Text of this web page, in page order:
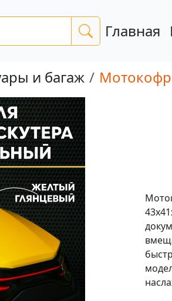
Главная
и багаж
Следующая